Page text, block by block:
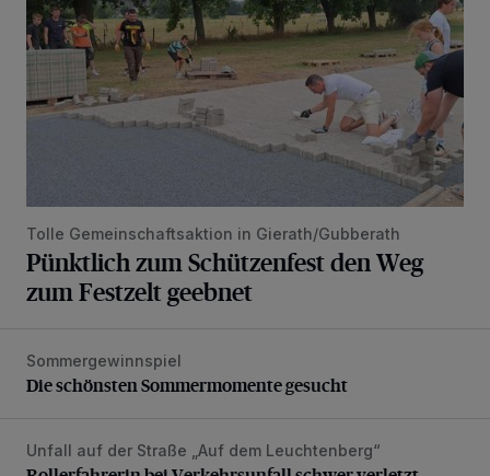
Tolle Gemeinschaftsaktion in Gierath/Gubberath
Pünktlich zum Schützenfest den Weg
zum Festzelt geebnet
Die schönsten Sommermomente gesucht
Sommergewinnspiel
Die schönsten Sommermomente gesucht
Rollerfahrerin bei Verkehrsunfall schwer verletzt
Unfall auf der Straße „Auf dem Leuchtenberg“